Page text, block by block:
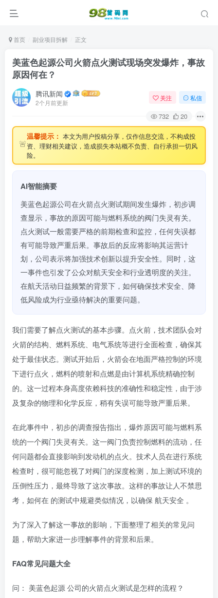
首页 副业项目拆解 正文
美蓝色起源公司火箭点火测试现场突发爆炸，事故
原因何在？
腾讯新闻
2个月前更新
关注 私信
732 20
🚨
温馨提示： 本文为用户投稿分享，仅作信息交流，不构成投
资、理财相关建议，造成损失本站概不负责、自行承担一切风
险。
AI智能摘要
美蓝色起源公司在火箭点火测试期间发生爆炸，初步调
查显示，事故的原因可能与燃料系统的阀门失灵有关。
点火测试一般需要严格的前期检查和监控，任何失误都
有可能导致严重后果。事故后的反应将影响其运营计
划，公司表示将加强技术创新以提升安全性。同时，这
一事件也引发了公众对航天安全和行业透明度的关注。
在航天活动日益频繁的背景下，如何确保技术安全、降
低风险成为行业亟待解决的重要问题。
我们需要了解点火测试的基本步骤。点火前，技术团队会对
火箭的结构、燃料系统、电气系统等进行全面检查，确保其
处于最佳状态。测试开始后，火箭会在地面严格控制的环境
下进行点火，燃料的喷射和点燃是由计算机系统精确控制
的。这一过程本身高度依赖科技的准确性和稳定性，由于涉
及复杂的物理和化学反应，稍有失误可能导致严重后果。
在此事件中，初步的调查报告指出，爆炸原因可能与燃料系
统的一个阀门失灵有关。这一阀门负责控制燃料的流动，任
何问题都会直接影响到发动机的点火。技术人员在进行系统
检查时，很可能忽视了对阀门的深度检测，加上测试环境的
压倒性压力，最终导致了这次事故。这样的事故让人不禁思
考，如何在 的测试中规避类似情况，以确保 航天安全 。
为了深入了解这一事故的影响，下面整理了相关的常见问
题，帮助大家进一步理解事件的背景和后果。
FAQ常见问题大全
问： 美蓝色起源公司的火箭点火测试是怎样的流程？